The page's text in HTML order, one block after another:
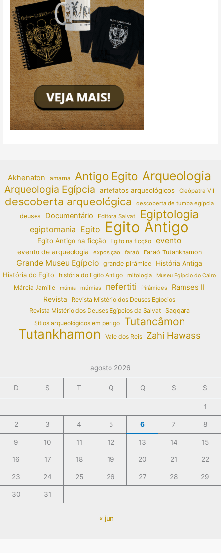
Akhenaton amarna Antigo Egito Arqueologia
Arqueologia Egípcia artefatos arqueológicos Cleópatra VII
descoberta arqueológica descoberta de tumba egípcia
deuses Documentário Editora Salvat Egiptologia
egiptomania Egito Egito Antigo
Egito Antigo na ficção Egito na ficção evento
evento de arqueologia exposição faraó Faraó Tutankhamon
Grande Museu Egípcio grande pirâmide
História Antiga
História do Egito
história do Egito Antigo mitologia Museu Egípcio do Cairo
Márcia Jamille múmia múmias nefertiti Pirâmides Ramses II
Revista
Revista Mistério dos Deuses Egípcios
Revista Mistério dos Deuses Egípcios da Salvat
Saqqara
Sítios arqueológicos em perigo
Tutancâmon
Tutankhamon Vale dos Reis Zahi Hawass
agosto 2026
D S T Q Q S S
1
2 3 4 5 6 7 8
9 10 11 12 13 14 15
16 17 18 19 20 21 22
23 24 25 26 27 28 29
30 31
« jun